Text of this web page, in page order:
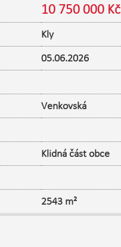
10 750 000 Kč
Kly
05.06.2026
Venkovská
Klidná část obce
2543 m²